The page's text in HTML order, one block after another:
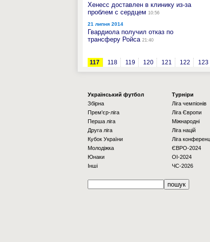
Хенесс доставлен в клинику из-за
проблем с сердцем 10:56
21 липня 2014
Гвардиола получил отказ по
трансферу Ройса 21:40
117 118 119 120 121 122 123
Українcький футбол
Збірна
Прем'єр-ліга
Перша ліга
Друга ліга
Кубок України
Молодіжка
Юнаки
Інші
Турніри
Ліга чемпіонів
Ліга Європи
Міжнародні
Ліга націй
Ліга
ЄВРО-2024
OI-2024
ЧС-2026